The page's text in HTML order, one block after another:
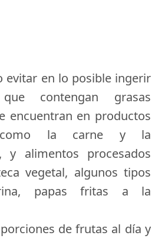
evitar en lo posible ingerir
contengan grasas
encuentran en productos
como la carne y la
y alimentos procesados
vegetal, algunos tipos
papas fritas a la
de frutas al día y